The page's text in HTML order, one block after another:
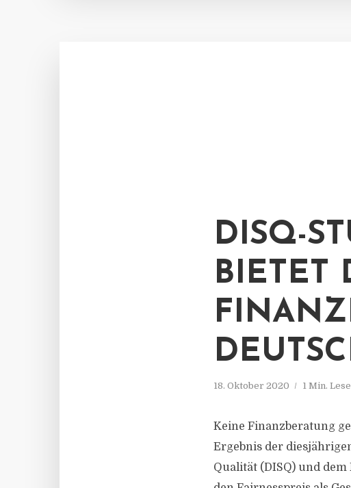
DISQ-
BIETET
18. Oktober 2020 1 Min.
Keine Finanzberatung
Ergebnis der
Qualität (DISQ) und